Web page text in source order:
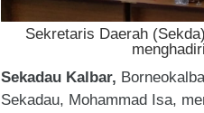
Sekretaris Daerah
menghadiri
Sekadau Kalbar,
Sekadau, Mohammad Isa,